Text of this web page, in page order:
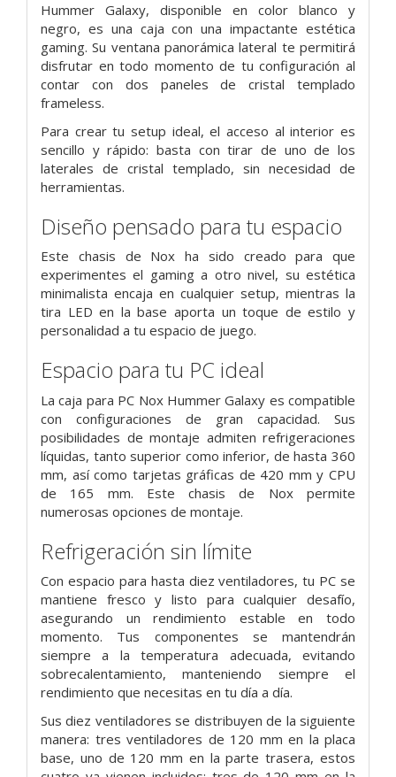
Hummer Galaxy, disponible en color blanco y
negro, es una caja con una impactante estética
gaming. Su ventana panorámica lateral te permitirá
disfrutar en todo momento de tu configuración al
contar con dos paneles de cristal templado
frameless.
Para crear tu setup ideal, el acceso al interior es
sencillo y rápido: basta con tirar de uno de los
laterales de cristal templado, sin necesidad de
herramientas.
Diseño pensado para tu espacio
Este chasis de Nox ha sido creado para que
experimentes el gaming a otro nivel, su estética
minimalista encaja en cualquier setup, mientras la
tira LED en la base aporta un toque de estilo y
personalidad a tu espacio de juego.
Espacio para tu PC ideal
La caja para PC Nox Hummer Galaxy es compatible
con configuraciones de gran capacidad. Sus
posibilidades de montaje admiten refrigeraciones
líquidas, tanto superior como inferior, de hasta 360
mm, así como tarjetas gráficas de 420 mm y CPU
de 165 mm. Este chasis de Nox permite
numerosas opciones de montaje.
Refrigeración sin límite
Con espacio para hasta diez ventiladores, tu PC se
mantiene fresco y listo para cualquier desafío,
asegurando un rendimiento estable en todo
momento. Tus componentes se mantendrán
siempre a la temperatura adecuada, evitando
sobrecalentamiento, manteniendo siempre el
rendimiento que necesitas en tu día a día.
Sus diez ventiladores se distribuyen de la siguiente
manera: tres ventiladores de 120 mm en la placa
base, uno de 120 mm en la parte trasera, estos